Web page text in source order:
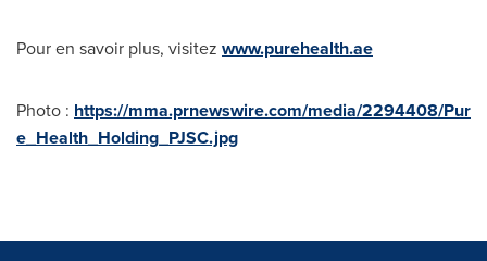
Pour en savoir plus, visitez www.purehealth.ae
Photo : https://mma.prnewswire.com/media/2294408/Pur
e_Health_Holding_PJSC.jpg